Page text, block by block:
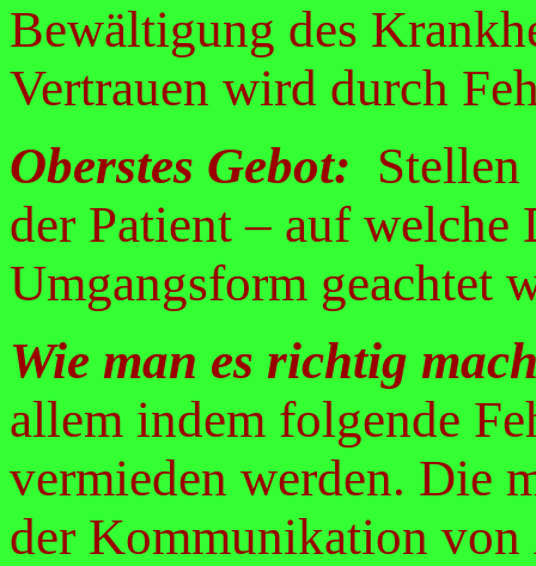
Bewältigung des
Vertrauen wird durch
Oberstes Gebot: Stellen
der Patient – auf
Umgangsform geachtet
Wie man es richtig
allem indem folgende
vermieden werden. Die
der Kommunikation von